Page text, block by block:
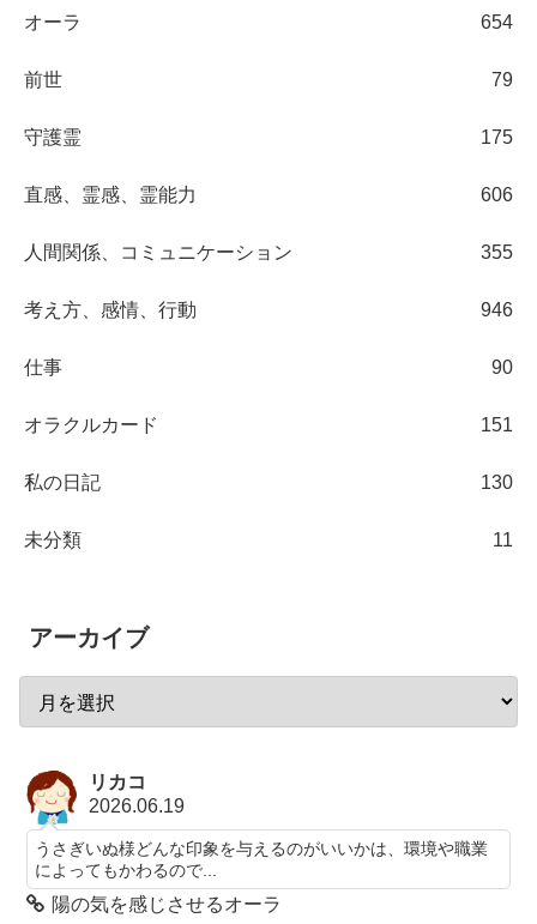
オーラ 654
前世 79
守護霊 175
直感、霊感、霊能力 606
人間関係、コミュニケーション 355
考え方、感情、行動 946
仕事 90
オラクルカード 151
私の日記 130
未分類 11
アーカイブ
リカコ
2026.06.19
うさぎいぬ様どんな印象を与えるのがいいかは、環境や職業
によってもかわるので...
陽の気を感じさせるオーラ